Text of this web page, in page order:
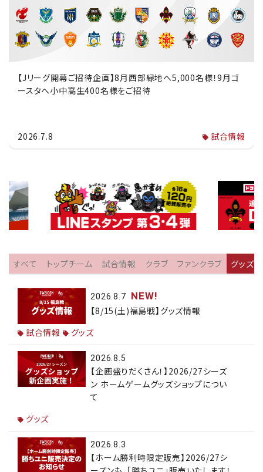
【Jリーグ開幕ご招待企画】8月西部緑地へ5,000名様！9月ゴ
ースタへ小中高生400名様をご招待
2026.7.8 試合情報
すべて トップチーム 試合情報 クラブ ファンクラブ グッズ
2026.8.7
NEW!
【8/15(土)福島戦】グッズ情報
試合情報
グッズ
2026.8.5
【企画盛りだくさん！】2026/27シーズ
ン ホームゲームグッズショップについ
て
グッズ
2026.8.3
【ホーム勝利時限定販売】2026/27シ